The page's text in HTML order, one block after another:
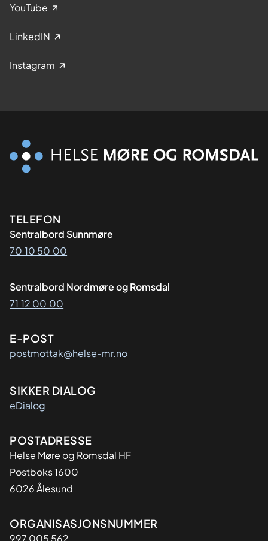
YouTube
LinkedIN
Instagram
Kontaktinformasjon
TELEFON
Sentralbord Sunnmøre
70 10 50 00
Sentralbord Nordmøre og Romsdal
71 12 00 00
E-POST
postmottak@helse-mr.no
SIKKER DIALOG
eDialog
Adresse
POSTADRESSE
Helse Møre og Romsdal HF
Postboks 1600
6026 Ålesund
Organisasjon
ORGANISASJONSNUMMER
997 005 562